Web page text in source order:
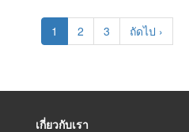
Current
page
1 Page
2 Page
3
Next
page
ถัดไป ›
เกี่ยวกับเรา